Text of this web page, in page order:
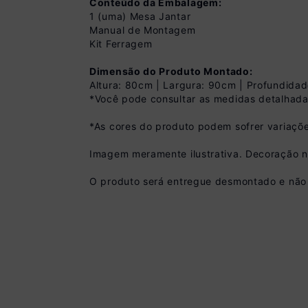
Conteúdo da Embalagem:
1 (uma) Mesa Jantar
Manual de Montagem
Kit Ferragem
Dimensão do Produto Montado:
Altura: 80cm | Largura: 90cm |
*Você pode consultar as medidas
*As cores do produto podem sofrer
Imagem meramente ilustrativa. Decoração
O produto será entregue desmontado e